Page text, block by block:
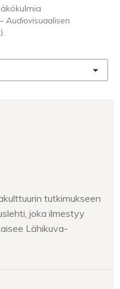
Audiovisuaalisen
tutkimukseen
joka ilmestyy
Lähikuva-